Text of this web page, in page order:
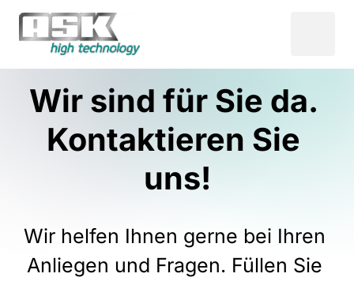
Wir sind für Sie da.
Kontaktieren Sie
uns!
Wir helfen Ihnen gerne bei Ihren
Anliegen und Fragen. Füllen Sie